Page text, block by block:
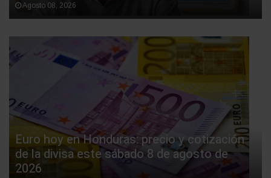
Agosto 08, 2026
Euro hoy en Honduras: precio y cotización
de la divisa este sábado 8 de agosto de
2026